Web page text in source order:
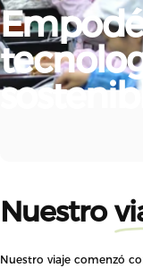
Nuestro
Nuestro viaje comenzó